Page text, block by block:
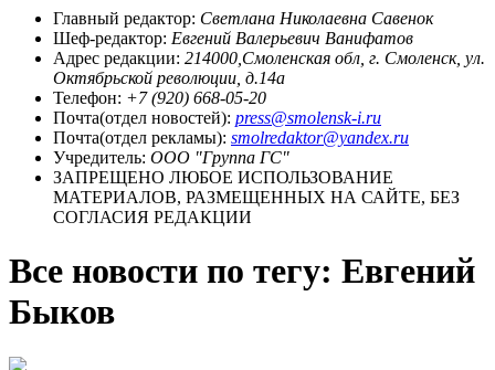
Главный редактор: Светлана Николаевна Савенок
Шеф-редактор: Евгений Валерьевич Ванифатов
Адрес редакции: 214000,Смоленская обл, г. Смоленск, ул.
Октябрьской революции, д.14а
Телефон: +7 (920) 668-05-20
Почта(отдел новостей): press@smolensk-i.ru
Почта(отдел рекламы): smolredaktor@yandex.ru
Учредитель: ООО "Группа ГС"
ЗАПРЕЩЕНО ЛЮБОЕ ИСПОЛЬЗОВАНИЕ
МАТЕРИАЛОВ, РАЗМЕЩЕННЫХ НА САЙТЕ, БЕЗ
СОГЛАСИЯ РЕДАКЦИИ
Все новости по тегу: Евгений
Быков